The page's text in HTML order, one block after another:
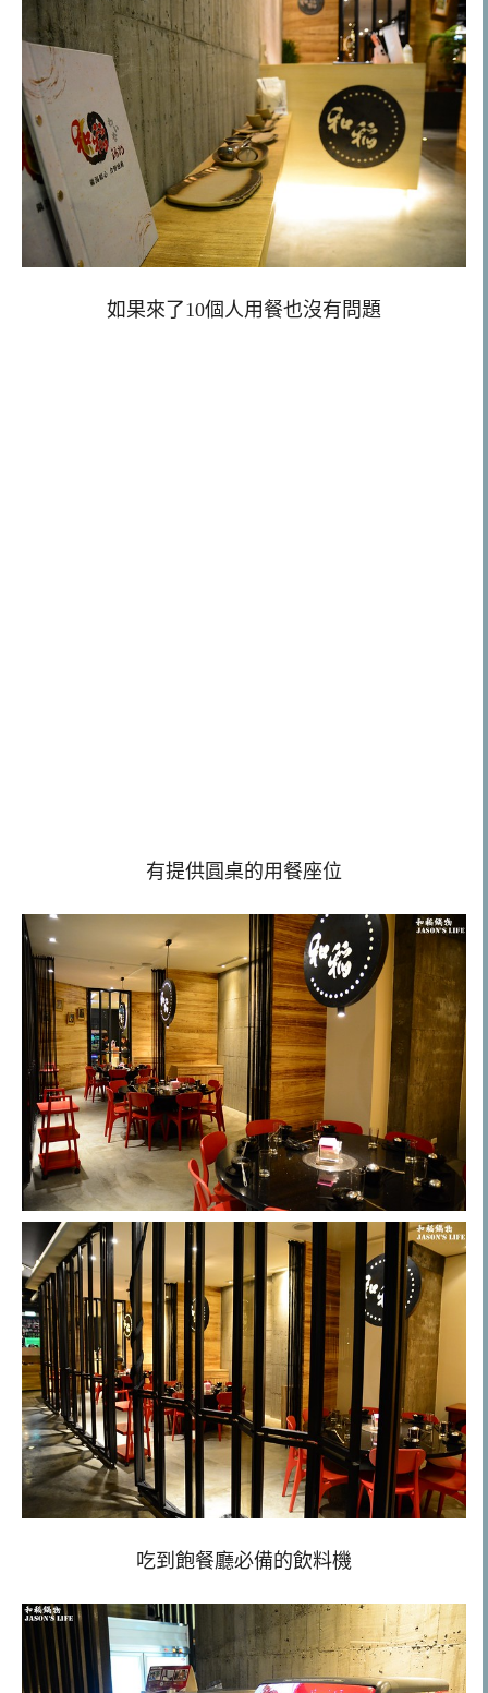
如果來了10個人用餐也沒有問題
有提供圓桌的用餐座位
吃到飽餐廳必備的飲料機